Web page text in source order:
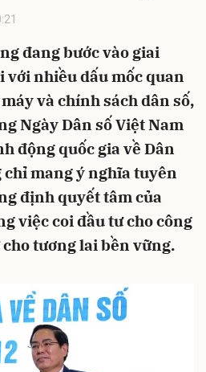
đang bước vào giai
nhiều dấu mốc quan
và chính sách dân số,
Ngày Dân số Việt Nam
động quốc gia về Dân
chỉ mang ý nghĩa tuyên
định quyết tâm của
việc coi đầu tư cho công
tương lai bền vững.
Hủy Gửi